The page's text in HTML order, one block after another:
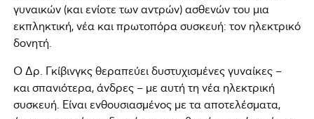
γυναικών (και ενίοτε των αντρών) ασθενών του μια
εκπληκτική, νέα και πρωτοπόρα συσκευή: τον ηλεκτρικό
δονητή.
Ο Δρ. Γκίβινγκς θεραπεύει δυστυχισμένες γυναίκες –
και σπανιότερα, άνδρες – με αυτή τη νέα ηλεκτρική
συσκευή. Είναι ενθουσιασμένος με τα αποτελέσματα,